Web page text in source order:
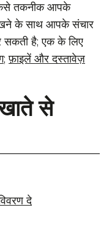
तकनीक आपके
के साथ आपके संचार
सकती है; एक के लिए
;फ़ाइलें और दस्तावेज़
से
दे